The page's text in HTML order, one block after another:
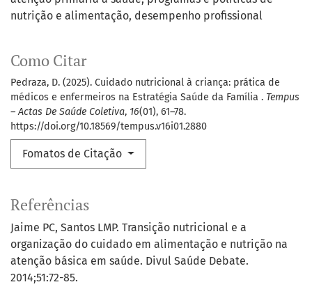
nutrição e alimentação desempenho profissional
Como Citar
Pedraza, D. (2025). Cuidado nutricional à criança: prática de
médicos e enfermeiros na Estratégia Saúde da Família . Tempus
– Actas De Saúde Coletiva, 16(01), 61–78.
https://doi.org/10.18569/tempus.v16i01.2880
Fomatos de Citação
Referências
Jaime PC, Santos LMP. Transição nutricional e a
organização do cuidado em alimentação e nutrição na
atenção básica em saúde. Divul Saúde Debate.
2014;51:72-85.